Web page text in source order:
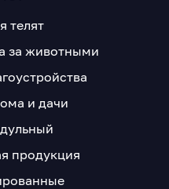
телят
за животными
и дачи
продукция